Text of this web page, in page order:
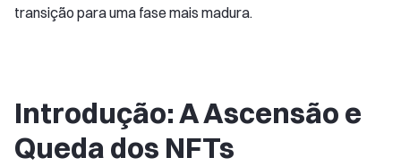
transição para uma fase mais madura.
Introdução: A Ascensão e
Queda dos NFTs